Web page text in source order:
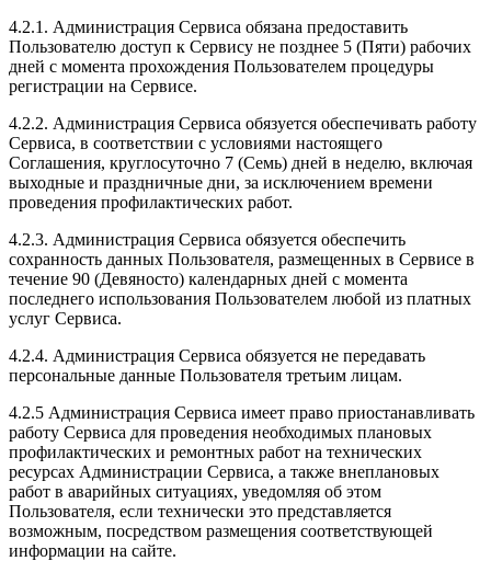
4.2.1. Администрация Сервиса обязана предоставить
Пользователю доступ к Сервису не позднее 5 (Пяти) рабочих
дней с момента прохождения Пользователем процедуры
регистрации на Сервисе.
4.2.2. Администрация Сервиса обязуется обеспечивать работу
Сервиса, в соответствии с условиями настоящего
Соглашения, круглосуточно 7 (Семь) дней в неделю, включая
выходные и праздничные дни, за исключением времени
проведения профилактических работ.
4.2.3. Администрация Сервиса обязуется обеспечить
сохранность данных Пользователя, размещенных в Сервисе в
течение 90 (Девяносто) календарных дней с момента
последнего использования Пользователем любой из платных
услуг Сервиса.
4.2.4. Администрация Сервиса обязуется не передавать
персональные данные Пользователя третьим лицам.
4.2.5 Администрация Сервиса имеет право приостанавливать
работу Сервиса для проведения необходимых плановых
профилактических и ремонтных работ на технических
ресурсах Администрации Сервиса, а также внеплановых
работ в аварийных ситуациях, уведомляя об этом
Пользователя, если технически это представляется
возможным, посредством размещения соответствующей
информации на сайте.